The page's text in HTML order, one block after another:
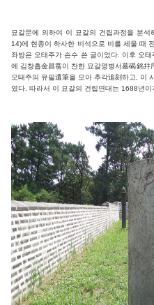
묘갈문에 의하여 이 묘갈의 건립과정을 분
14)에 현종이 하사한 비석으로 비를 세울 때
좌방은 오태주가 손수 쓴 글이었다. 이후 오
에 김창흡金昌翕이 찬한 묘갈명병서墓碣銘
오태주의 유필遺筆을 모아 추각追刻하고, 이
였다. 따라서 이 묘갈의 건립연대는 1688년